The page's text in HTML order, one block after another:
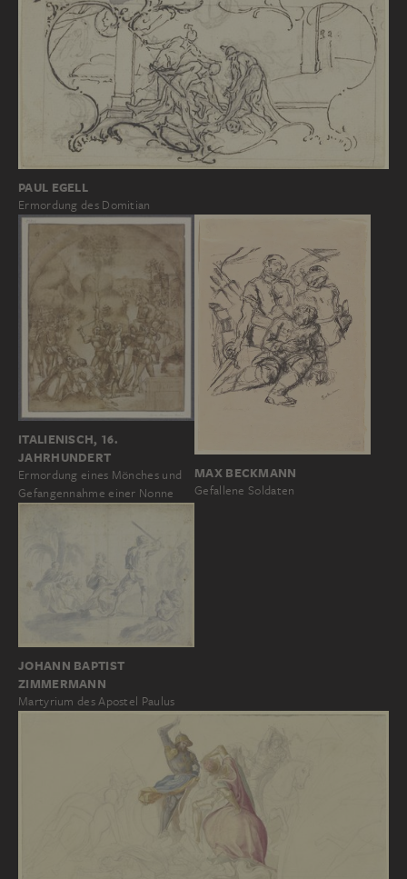
PAUL EGELL
Ermordung des Domitian
ITALIENISCH, 16.
JAHRHUNDERT
Ermordung eines Mönches und
Gefangennahme einer Nonne
MAX BECKMANN
Gefallene Soldaten
JOHANN BAPTIST
ZIMMERMANN
Martyrium des Apostel Paulus